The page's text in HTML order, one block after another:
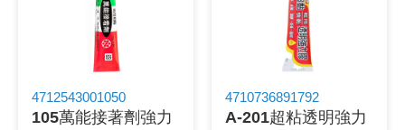
4712543001050
105萬能接著劑強力
4710736891792
A-201超粘透明強力